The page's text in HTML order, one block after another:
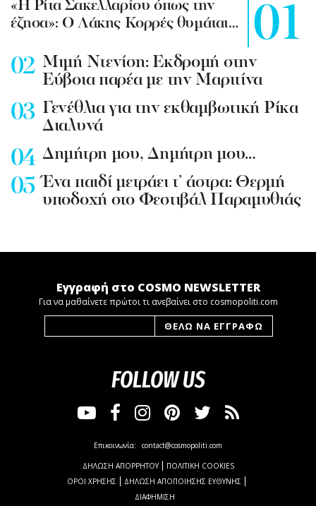
«Η Ρίτα Σακελλαρίου όπως την
έζησα»: Ο Λάκης Κορρές θυμάται…
Mιμή Ντενίση: Εκδρομή στην
Εύβοια παρέα με την Μαριτίνα
Γενέθλια για την εκθαμβωτική Ρίκα
Διαλυνά
Δημήτρη μου, Δημήτρη μου…
Ένα παιδί μετράει τ’ άστρα: Θερμή
υποδοχή στο Φεστιβάλ Παραμυθιάς
Εγγραφή στο COSMO NEWSLETTER
Για να μαθαίνετε πρώτοι τι ανεβαίνει στο cosmopoliti.com
FOLLOW US
Επικοινωνία: contact@cosmopoliti.com
ΔΗΛΩΣΗ ΑΠΟΡΡΗΤΟΥ
ΠΟΛΙΤΙΚΗ COOKIES
ΟΡΟΙ ΧΡΗΣΗΣ
ΔΗΛΩΣΗ ΑΠΟΠΟΙΗΣΗΣ ΕΥΘΥΝΗΣ
ΔΙΑΦΗΜΙΣΗ